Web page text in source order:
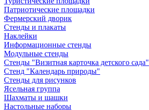
Патриотические площадки
Фермерский дворик
Стенды и плакаты
Наклейки
Информационные стенды
Модульные стенды
Стенды "Визитная карточка детского сада"
Стенд "Календарь природы"
Стенды для рисунков
Ясельная группа
Шахматы и шашки
Настольные наборы